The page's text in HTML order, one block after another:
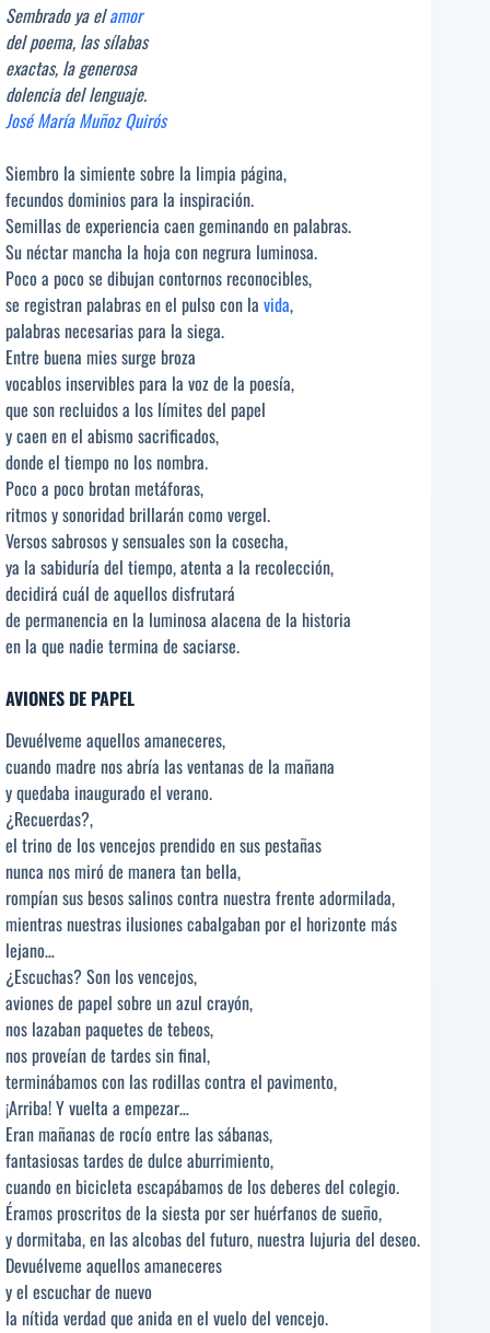
Sembrado ya elamor
del poema, las sílabas
exactas, la generosa
dolencia del lenguaje.
José María Muñoz Quirós
Siembro la simiente sobre la limpia página,
fecundos dominios para la inspiración.
Semillas de experiencia caen geminando en palabras.
Su néctar mancha la hoja con negrura luminosa.
Poco a poco se dibujan contornos reconocibles,
se registran palabras en el pulso con la vida,
palabras necesarias para la siega.
Entre buena mies surge broza
vocablos inservibles para la voz de la poesía,
que son recluidos a los límites del papel
y caen en el abismo sacrificados,
donde el tiempo no los nombra.
Poco a poco brotan metáforas,
ritmos y sonoridad brillarán como vergel.
Versos sabrosos y sensuales son la cosecha,
ya la sabiduría del tiempo, atenta a la recolección,
decidirá cuál de aquellos disfrutará
de permanencia en la luminosa alacena de la historia
en la que nadie termina de saciarse.
AVIONES DE PAPEL
Devuélveme aquellos amaneceres,
cuando madre nos abría las ventanas de la mañana
y quedaba inaugurado el verano.
¿Recuerdas?,
el trino de los vencejos prendido en sus pestañas
nunca nos miró de manera tan bella,
rompían sus besos salinos contra nuestra frente adormilada,
mientras nuestras ilusiones cabalgaban por el horizonte más
lejano…
¿Escuchas? Son los vencejos,
aviones de papel sobre un azul crayón,
nos lazaban paquetes de tebeos,
nos proveían de tardes sin final,
terminábamos con las rodillas contra el pavimento,
¡Arriba! Y vuelta a empezar…
Eran mañanas de rocío entre las sábanas,
fantasiosas tardes de dulce aburrimiento,
cuando en bicicleta escapábamos de los deberes del colegio.
Éramos proscritos de la siesta por ser huérfanos de sueño,
y dormitaba, en las alcobas del futuro, nuestra lujuria del deseo.
Devuélveme aquellos amaneceres
y el escuchar de nuevo
la nítida verdad que anida en el vuelo del vencejo.